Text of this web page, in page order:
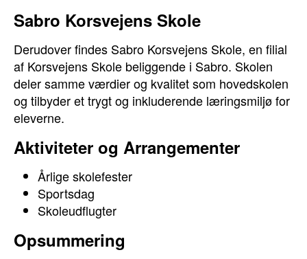
Sabro Korsvejens Skole
Derudover findes Sabro Korsvejens Skole, en filial
af Korsvejens Skole beliggende i Sabro. Skolen
deler samme værdier og kvalitet som hovedskolen
og tilbyder et trygt og inkluderende læringsmiljø for
eleverne.
Aktiviteter og Arrangementer
Årlige skolefester
Sportsdag
Skoleudflugter
Opsummering